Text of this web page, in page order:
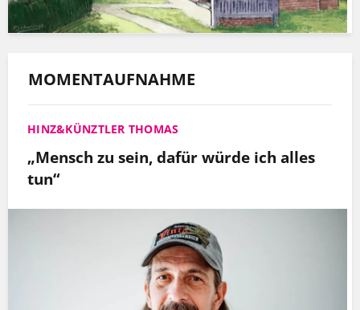
MOMENTAUFNAHME
HINZ&KÜNZTLER THOMAS
„Mensch zu sein, dafür würde ich alles
tun“